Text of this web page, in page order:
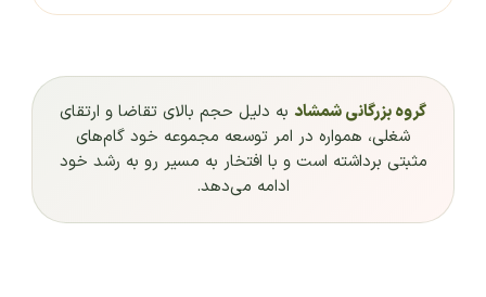
گروه بزرگانی شمشاد به دلیل حجم بالای تقاضا و ارتقای
شغلی، همواره در امر توسعه مجموعه خود گام‌های
مثبتی برداشته است و با افتخار به مسیر رو به رشد خود
ادامه می‌دهد.